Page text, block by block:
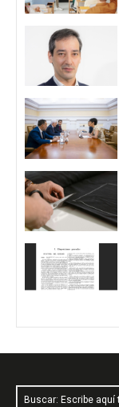
Buscar: Escribe aquí